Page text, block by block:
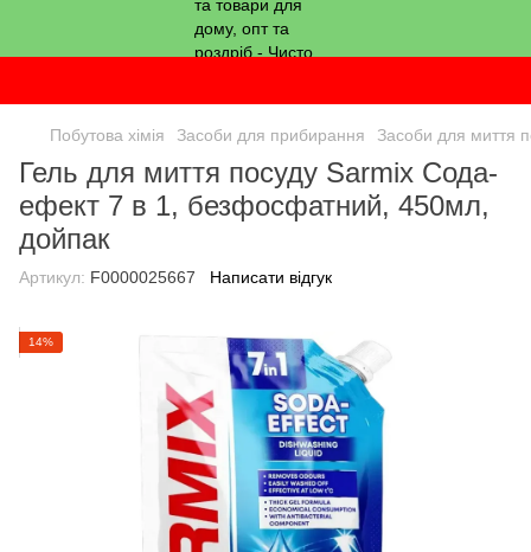
Побутова хімія Засоби для прибирання Засоби для миття
Гель для миття посуду Sarmix Сода-
ефект 7 в 1, безфосфатний, 450мл,
дойпак
Артикул: F0000025667 Написати відгук
14%